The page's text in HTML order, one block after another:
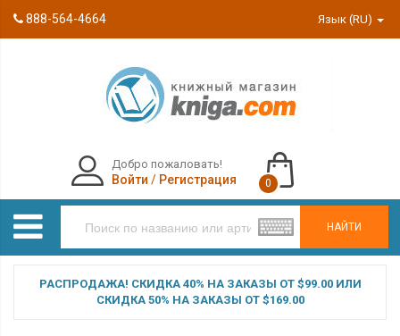
888-564-4664 Язык (RU)
НАЙТИ
Добро пожаловать!
Войти / Регистрация 0
РАСПРОДАЖА! СКИДКА 40% НА ЗАКАЗЫ ОТ $99.00 ИЛИ
СКИДКА 50% НА ЗАКАЗЫ ОТ $169.00